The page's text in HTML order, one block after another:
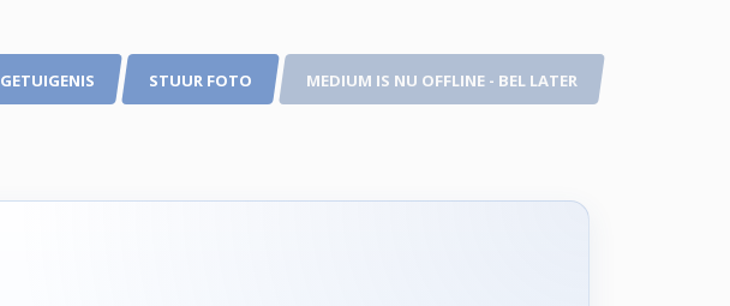
GETUIGENIS STUUR FOTO MEDIUM IS NU OFFLINE - BEL LATER